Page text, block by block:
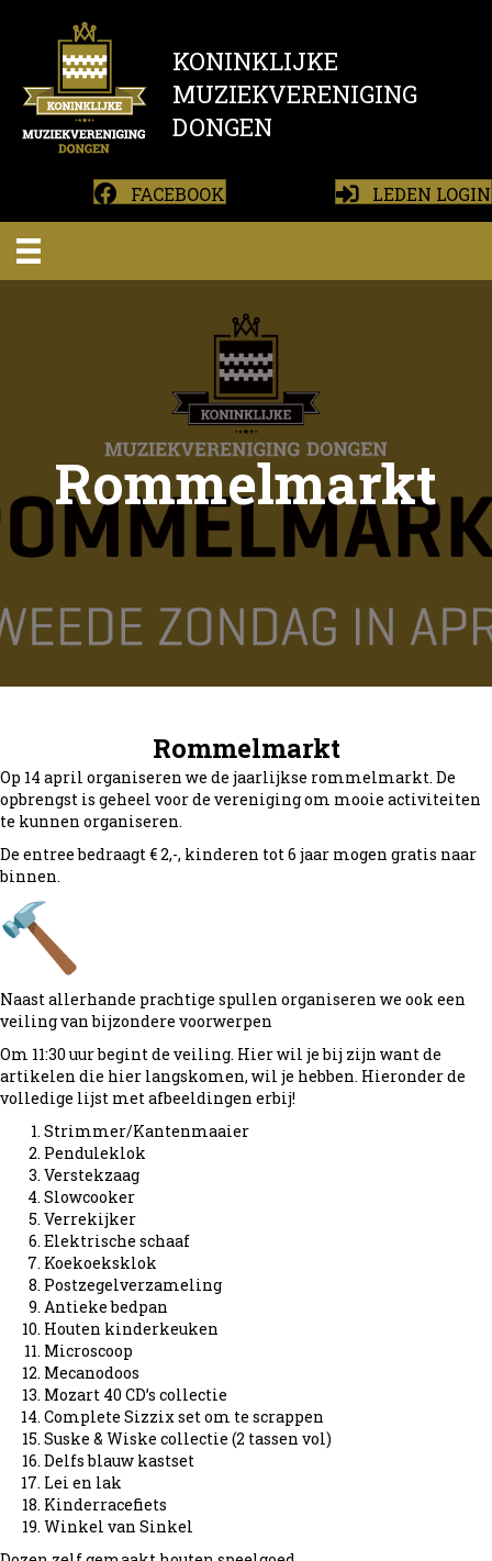
KONINKLIJKE
MUZIEKVERENIGING
DONGEN
FACEBOOK LEDEN LOGIN
Rommelmarkt
Rommelmarkt
Op 14 april organiseren we de jaarlijkse rommelmarkt. De
opbrengst is geheel voor de vereniging om mooie activiteiten
te kunnen organiseren.
De entree bedraagt € 2,-, kinderen tot 6 jaar mogen gratis naar
binnen.
Naast allerhande prachtige spullen organiseren we ook een
veiling van bijzondere voorwerpen
Om 11:30 uur begint de veiling. Hier wil je bij zijn want de
artikelen die hier langskomen, wil je hebben. Hieronder de
volledige lijst met afbeeldingen erbij!
Strimmer/Kantenmaaier
Penduleklok
Verstekzaag
Slowcooker
Verrekijker
Elektrische schaaf
Koekoeksklok
Postzegelverzameling
Antieke bedpan
Houten kinderkeuken
Microscoop
Mecanodoos
Mozart 40 CD’s collectie
Complete Sizzix set om te scrappen
Suske & Wiske collectie (2 tassen vol)
Delfs blauw kastset
Lei en lak
Kinderracefiets
Winkel van Sinkel